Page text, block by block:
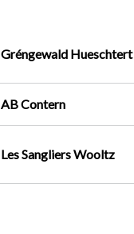
Gréngewald Hueschtert
AB Contern
Les Sangliers Wooltz